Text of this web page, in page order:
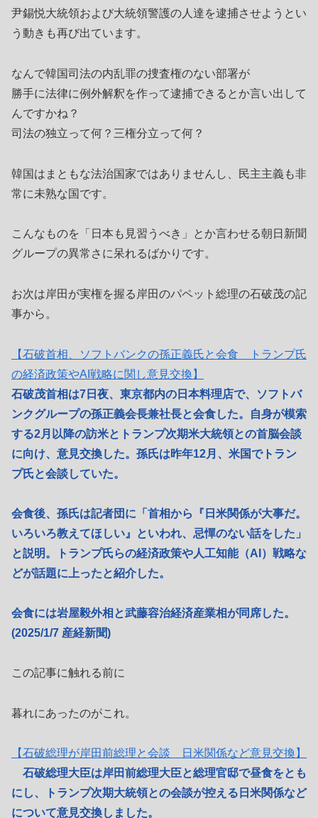
尹錫悦大統領および大統領警護の人達を逮捕させようとい
う動きも再び出ています。
なんで韓国司法の内乱罪の捜査権のない部署が
勝手に法律に例外解釈を作って逮捕できるとか言い出して
んですかね？
司法の独立って何？三権分立って何？
韓国はまともな法治国家ではありませんし、民主主義も非
常に未熟な国です。
こんなものを「日本も見習うべき」とか言わせる朝日新聞
グループの異常さに呆れるばかりです。
お次は岸田が実権を握る岸田のパペット総理の石破茂の記
事から。
【石破首相、ソフトバンクの孫正義氏と会食 トランプ氏
の経済政策やAI戦略に関し意見交換】
石破茂首相は7日夜、東京都内の日本料理店で、ソフトバ
ンクグループの孫正義会長兼社長と会食した。自身が模索
する2月以降の訪米とトランプ次期米大統領との首脳会談
に向け、意見交換した。孫氏は昨年12月、米国でトラン
プ氏と会談していた。
会食後、孫氏は記者団に「首相から『日米関係が大事だ。
いろいろ教えてほしい』といわれ、忌憚のない話をした」
と説明。トランプ氏らの経済政策や人工知能（AI）戦略な
どが話題に上ったと紹介した。
会食には岩屋毅外相と武藤容治経済産業相が同席した。
(2025/1/7 産経新聞)
この記事に触れる前に
暮れにあったのがこれ。
【石破総理が岸田前総理と会談 日米関係など意見交換】
石破総理大臣は岸田前総理大臣と総理官邸で昼食をとも
にし、トランプ次期大統領との会談が控える日米関係など
について意見交換しました。